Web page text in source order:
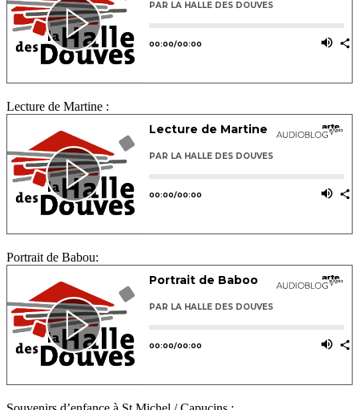
Lecture de Martine :
Portrait de Babou: